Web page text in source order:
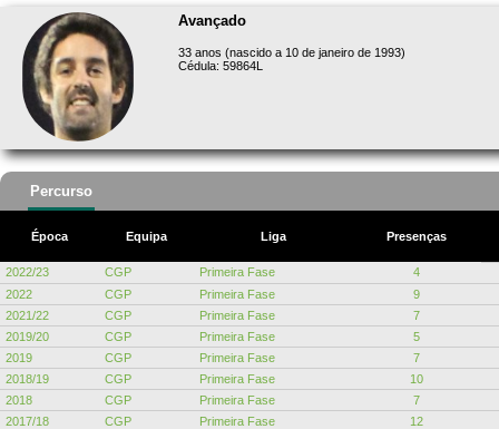
Avançado
33 anos (nascido a 10 de janeiro de 1993)
Cédula: 59864L
Percurso
Época Equipa Liga Presenças
2022/23 CGP Primeira Fase
4
2022
CGP Primeira Fase
9
2021/22
CGP Primeira Fase
7
2019/20
CGP Primeira Fase
5
2019
CGP Primeira Fase
7
2018/19
CGP Primeira Fase
10
2018
CGP Primeira Fase
7
2017/18
CGP Primeira Fase
12